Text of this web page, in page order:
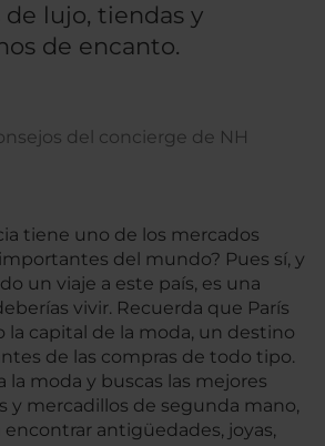
lujo, tiendas y
de encanto.
del concierge de NH
tiene uno de los mercados
del mundo? Pues sí, y
un viaje a este país, es una
vivir. Recuerda que París
la capital de la moda, un destino
de las compras de todo tipo.
la moda y buscas las mejores
y mercadillos de segunda mano,
antigüedades, joyas,